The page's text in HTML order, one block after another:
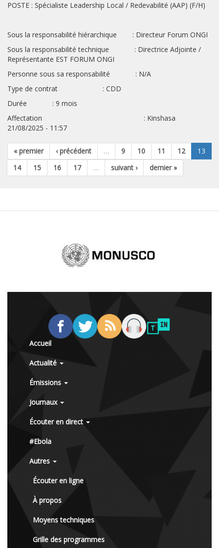
POSTE : Spécialiste Leadership Local / Redevabilité (AAP) (F/H)
Sous la responsabilité hiérarchique : Directeur Forum ONGI
Sous la responsabilité technique : Directrice Adjointe /
Représentante EST FORUM ONGI
Personne sous sa responsabilité : N/A
Type de contrat : CDD
Durée : 9 mois
Affectation : Kinshasa
21/08/2025 - 11:57
« premier ‹ précédent … 9 10 11 12
13
14
15 16 17 … suivant › dernier »
Accueil
Actualité
Émissions
Journaux
Écouter en direct
#Ebola
Autres
Écouter en ligne
À propos
Moyens techniques
Grille des programmes